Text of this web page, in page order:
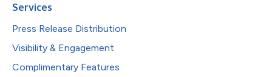
Services
Press Release Distribution
Visibility & Engagement
Complimentary Features